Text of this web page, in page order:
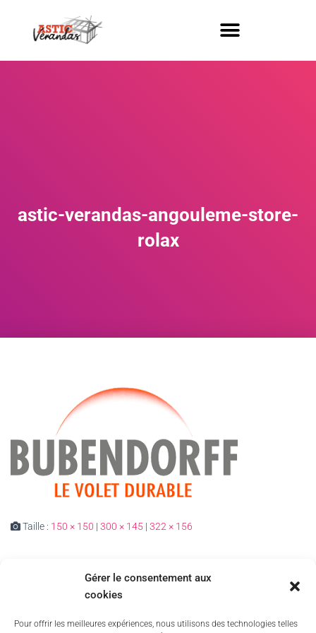
Gérer le consentement aux
cookies
Pour offrir les meilleures expériences, nous utilisons des technologies telles
astic-verandas-angouleme-store-
rolax
Taille : 150 × 150 | 300 × 145 | 322 × 156